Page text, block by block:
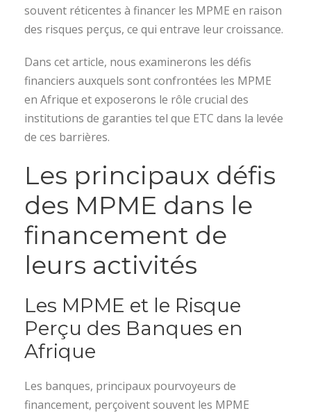
souvent réticentes à financer les MPME en raison
des risques perçus, ce qui entrave leur croissance.
Dans cet article, nous examinerons les défis
financiers auxquels sont confrontées les MPME
en Afrique et exposerons le rôle crucial des
institutions de garanties tel que ETC dans la levée
de ces barrières.
Les principaux défis
des MPME dans le
financement de
leurs activités
Les MPME et le Risque
Perçu des Banques en
Afrique
Les banques, principaux pourvoyeurs de
financement, perçoivent souvent les MPME